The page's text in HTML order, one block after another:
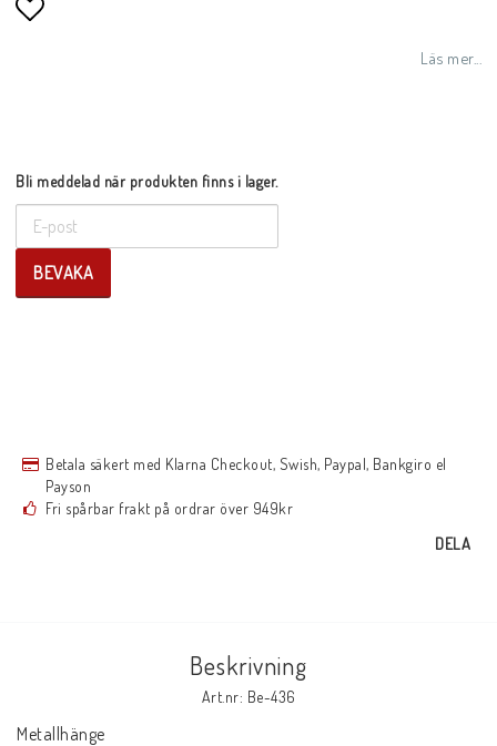
Läs mer...
Bli meddelad när produkten finns i lager.
BEVAKA
Betala säkert med Klarna Checkout, Swish, Paypal, Bankgiro el
Payson
Fri spårbar frakt på ordrar över 949kr
DELA
Beskrivning
Art.nr: Be-436
Metallhänge